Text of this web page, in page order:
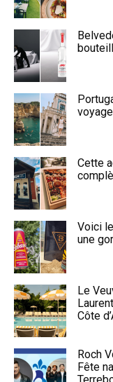
Cette
Voici
une
Le
Côte
Roch
Fête